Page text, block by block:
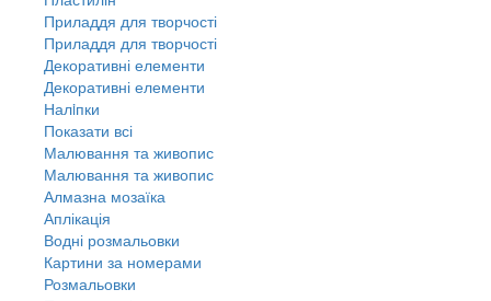
Приладдя для творчості
Приладдя для творчості
Декоративні елементи
Декоративні елементи
Налiпки
Показати всі
Малювання та живопис
Малювання та живопис
Алмазна мозаїка
Аплікація
Водні розмальовки
Картини за номерами
Розмальовки